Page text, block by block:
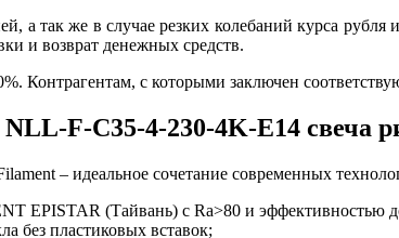
а так же в случае резких колебаний курса
и возврат денежных средств.
Контрагентам, с которыми заключен
F-C35-4-230-4K-E14 свеча
– идеальное сочетание современных
EPISTAR (Тайвань) c Ra>80 и эффективностью
без пластиковых вставок;